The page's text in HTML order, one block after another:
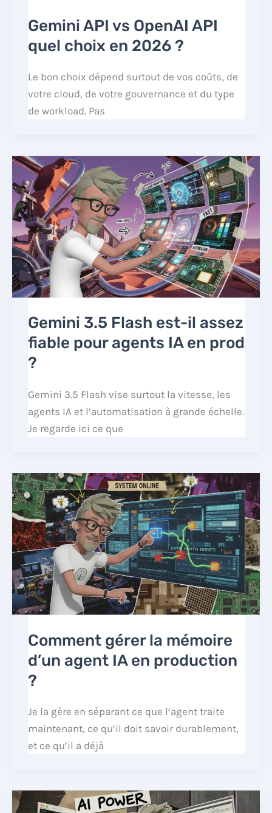
Gemini API vs OpenAI API
quel choix en 2026 ?
Le bon choix dépend surtout de vos coûts, de
votre cloud, de votre gouvernance et du type
de workload. Pas
Gemini 3.5 Flash est-il assez
fiable pour agents IA en prod
?
Gemini 3.5 Flash vise surtout la vitesse, les
agents IA et l’automatisation à grande échelle.
Je regarde ici ce que
Comment gérer la mémoire
d’un agent IA en production
?
Je la gère en séparant ce que l’agent traite
maintenant, ce qu’il doit savoir durablement,
et ce qu’il a déjà